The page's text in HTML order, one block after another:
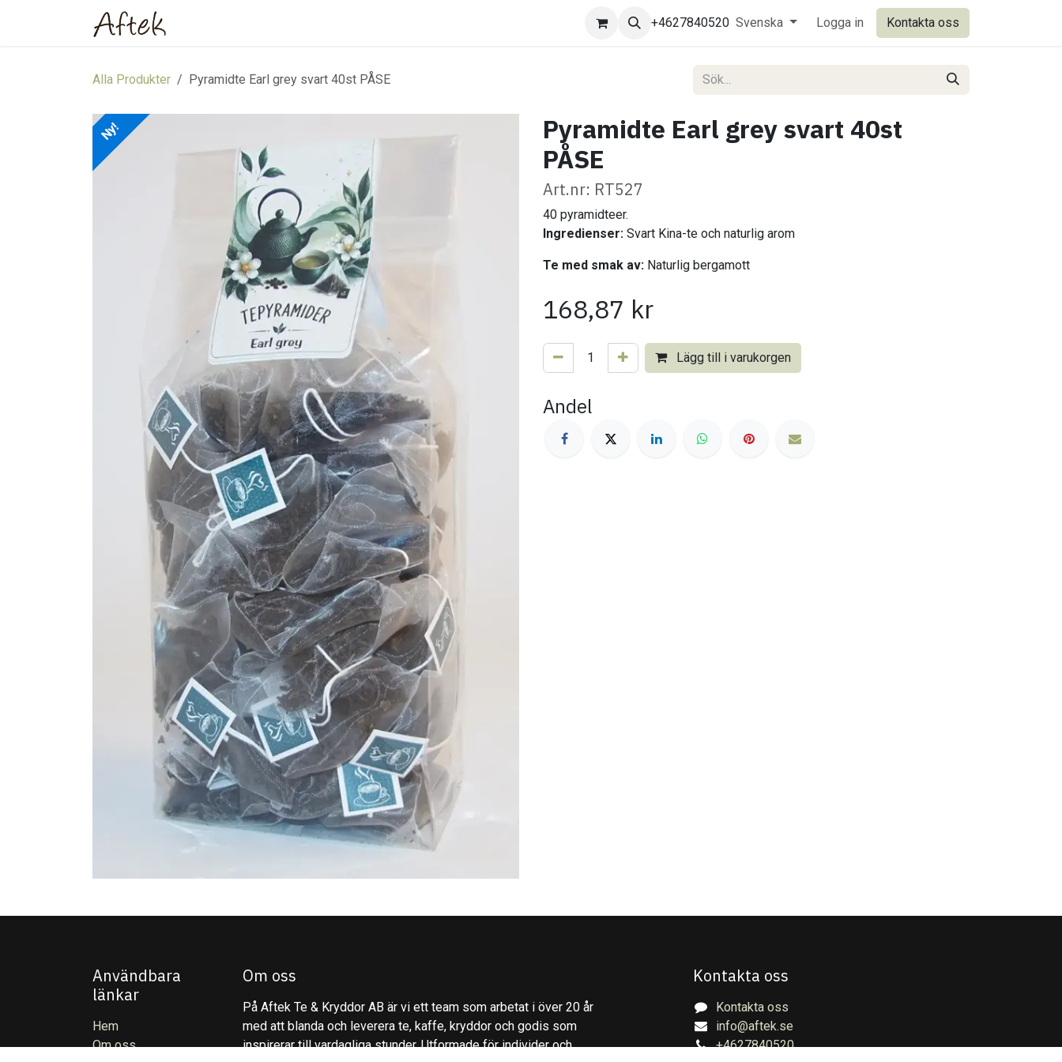
+4627840520 Svenska Logga in Kontakta oss
Alla Produkter Pyramidte Earl grey svart 40st PÅSE
Ny!
Pyramidte Earl grey svart 40st
PÅSE
Art.nr: RT527
40 pyramidteer.
Ingredienser: Svart Kina-te och naturlig arom
Te med smak av: Naturlig bergamott
168,87 kr
Lägg till i varukorgen
Andel
Användbara
länkar
Hem
Om oss
Om oss
På Aftek Te & Kryddor AB är vi ett team som arbetat i över 20 år
med att blanda och leverera te, kaffe, kryddor och godis som
inspirerar till vardagliga stunder. Utformade för individer och
Kontakta oss
Kontakta oss
info@aftek.se
+4627840520